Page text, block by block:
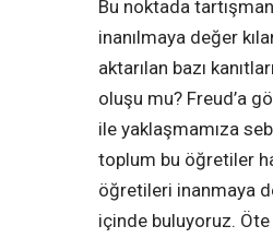
Bu noktada
inanılmaya değer
aktarılan bazı
oluşu mu? Freud’a
ile yaklaşmamıza
toplum bu öğretiler
öğretileri inanmaya
içinde buluyoruz. Öte